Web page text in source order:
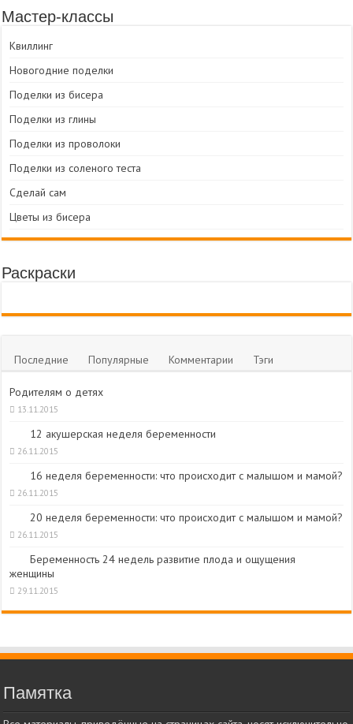
Мастер-классы
Квиллинг
Новогодние поделки
Поделки из бисера
Поделки из глины
Поделки из проволоки
Поделки из соленого теста
Сделай сам
Цветы из бисера
Раскраски
Последние Популярные Комментарии Тэги
Родителям о детях
13.11.2015
12 акушерская неделя беременности
26.11.2015
16 неделя беременности: что происходит с малышом и мамой?
26.11.2015
20 неделя беременности: что происходит с малышом и мамой?
26.11.2015
Беременность 24 недель развитие плода и ощущения
женщины
29.11.2015
Памятка